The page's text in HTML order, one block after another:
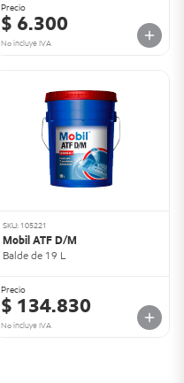
Precio
$ 6.300
No incluye IVA
SKU: 105221
Mobil ATF D/M
Balde de 19 L
Precio
$ 134.830
No incluye IVA